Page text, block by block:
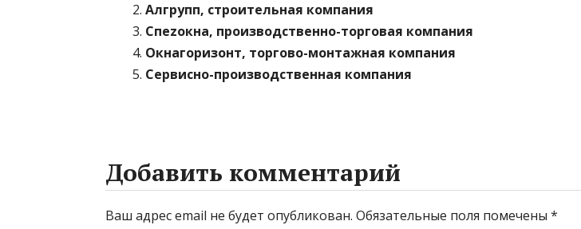
Алгрупп, строительная компания
Спеzокна, производственно-торговая компания
Окнагоризонт, торгово-монтажная компания
Сервисно-производственная компания
Добавить комментарий
Ваш адрес email не будет опубликован. Обязательные поля помечены *